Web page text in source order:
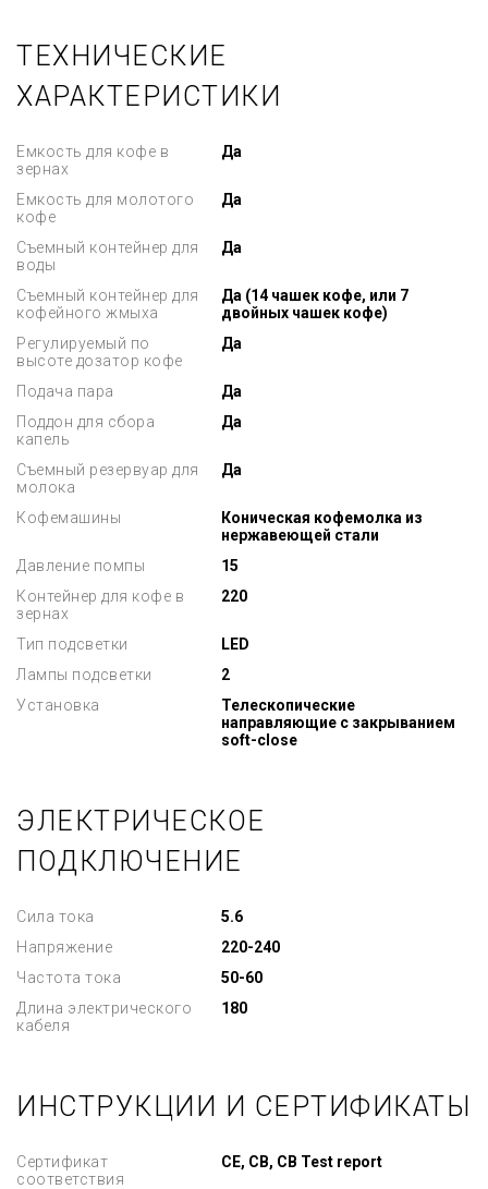
ТЕХНИЧЕСКИЕ
ХАРАКТЕРИСТИКИ
Емкость для кофе в
зернах
Да
Емкость для молотого
кофе
Да
Съемный контейнер для
воды
Да
Съемный контейнер для
кофейного жмыха
Да (14 чашек кофе, или 7
двойных чашек кофе)
Регулируемый по
высоте дозатор кофе
Да
Подача пара
Да
Поддон для сбора
капель
Да
Съемный резервуар для
молока
Да
Кофемашины
Коническая кофемолка из
нержавеющей стали
Давление помпы
15
Контейнер для кофе в
зернах
220
Тип подсветки
LED
Лампы подсветки
2
Установка
Телескопические
направляющие с закрыванием
soft-close
ЭЛЕКТРИЧЕСКОЕ
ПОДКЛЮЧЕНИЕ
Сила тока
5.6
Напряжение
220-240
Частота тока
50-60
Длина электрического
кабеля
180
ИНСТРУКЦИИ И СЕРТИФИКАТЫ
Сертификат
соответствия
CE, CB, CB Test report